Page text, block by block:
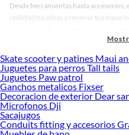
Desde herramientas hasta accesorios,
realidad tus ideas y renovar tus
accesorios de calidad que te ayudarán
Desde remodelaciones hasta
tus ideas realidad. ¡Visítanos y
Organizadores de escritorio!
Explora la variedad de productos
Sodimac
Herramientas, materiales y accesorios
Skate scooter y patines Maui
Juguetes para perros Tall tails
Juguetes Paw patrol
Ganchos metalicos Fixser
Decoracion de exterior Dear
Microfonos Dji
Sacajugos
Conduits fitting y accesorios